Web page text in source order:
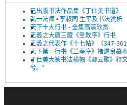
已出版书法作品集《丁仕美书道》
弘一法师 • 李叔同 生平及书法赏析
天下十大行书 - 全集高清欣赏
王羲之大唐三藏《圣教序》行书
王羲之代表作《十七帖》（347-
天下第一行书《兰亭序》褚遂良摹
丁仕美大篆书法横幅《卿云歌》释
兮。”